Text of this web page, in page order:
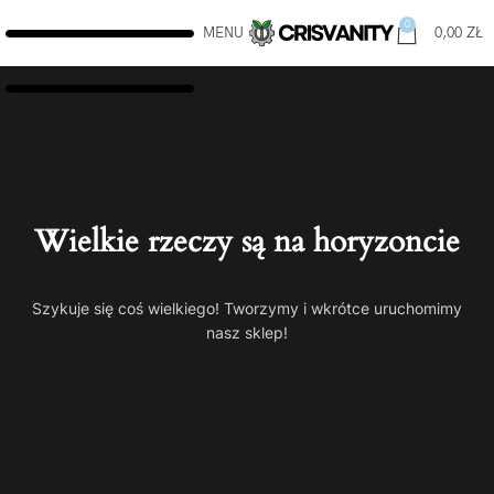
MENU 0 0,00 ZŁ
Wielkie rzeczy są na horyzoncie
Szykuje się coś wielkiego! Tworzymy i wkrótce uruchomimy
nasz sklep!